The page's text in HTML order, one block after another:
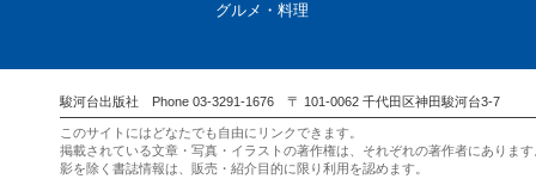
グルメ・料理
駿河台出版社 Phone 03-3291-1676 〒 101-0062 千代田区神田駿河台3-7
このサイトにはどなたでも自由にリンクできます。
掲載されている文章・写真・イラストの著作権は、それぞれの著作者にありま
影を除く書誌情報は、販売・紹介目的に限り利用を認めます。